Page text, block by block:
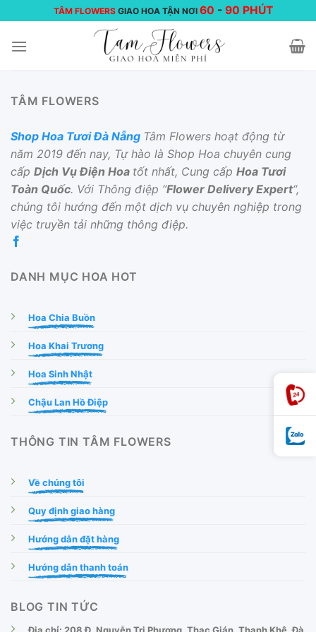
đến
nội
TÂM FLOWERS GIAO HOA TẬN NƠI 60 -90 PHÚT
TÂM FLOWERS
Shop Hoa Tươi Đà Nẵng Tâm Flowers hoạt động từ
năm 2019 đến nay, Tự hào là Shop Hoa chuyên cung
cấp Dịch Vụ Điện Hoa tốt nhất, Cung cấp Hoa Tươi
Toàn Quốc. Với Thông điệp “Flower Delivery Expert“,
chúng tôi hướng đến một dịch vụ chuyên nghiệp trong
việc truyền tải những thông điệp.
DANH MỤC HOA HOT
Hoa Chia Buồn
Hoa Khai Trương
Hoa Sinh Nhật
Chậu Lan Hồ Điệp
THÔNG TIN TÂM FLOWERS
Về chúng tôi
Quy định giao hàng
Hướng dẫn đặt hàng
Hướng dẫn thanh toán
BLOG TIN TỨC